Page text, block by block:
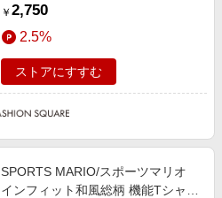
長袖クルーネックインナー 01/ブラ
ック L
￥ 2,750
2.5%
ストアにすすむ
SPORTS MARIO/スポーツマリオ
インフィット和風総柄 機能Tシャツ